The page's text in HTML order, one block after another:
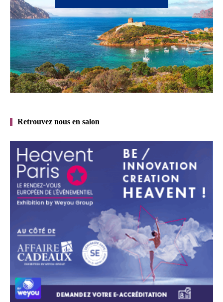
Retrouvez nous en salon